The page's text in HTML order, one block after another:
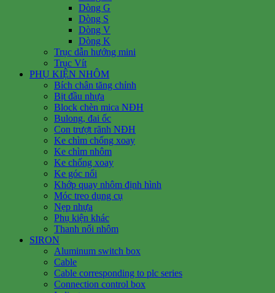
Dòng G
Dòng S
Dòng V
Dòng K
Trục dẫn hướng mini
Trục Vít
PHỤ KIỆN NHÔM
Bích chân tăng chỉnh
Bịt đầu nhựa
Block chèn mica NĐH
Bulong, đai ốc
Con trượt rãnh NĐH
Ke chìm chống xoay
Ke chìm nhôm
Ke chống xoay
Ke góc nổi
Khớp quay nhôm định hình
Móc treo dụng cụ
Nẹp nhựa
Phụ kiện khác
Thanh nối nhôm
SIRON
Aluminum switch box
Cable
Cable corresponding to plc series
Connection control box